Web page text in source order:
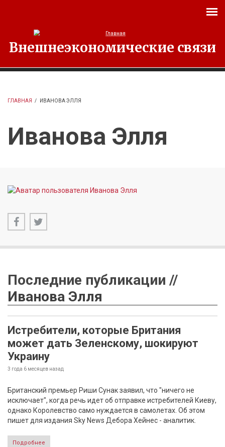
Внешнеэкономические связи
ГЛАВНАЯ / ИВАНОВА ЭЛЛЯ
Иванова Элля
Последние публикации //
Иванова Элля
Истребители, которые Британия
может дать Зеленскому, шокируют
Украину
3 года 6 месяцев назад
Британский премьер Риши Сунак заявил, что "ничего не
исключает", когда речь идет об отправке истребителей Киеву,
однако Королевство само нуждается в самолетах. Об этом
пишет для издания Sky News Дебора Хейнес - аналитик.
Подробнее